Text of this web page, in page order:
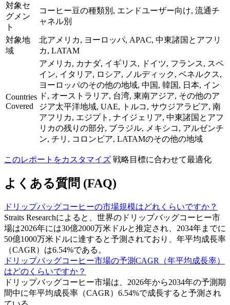
対象セ
グメン
ト
コーヒー豆の種類別, エンドユーザー向け, 流通チ
ャネル別
対象地
域
北アメリカ, ヨーロッパ, APAC, 中東諸国とアフリ
カ, LATAM
Countries
Covered
アメリカ, カナダ, イギリス, ドイツ, フランス, スペ
イン, イタリア, ロシア, ノルディック, ベネルクス,
ヨーロッパのその他の地域, 中国, 韓国, 日本, イン
ド, オーストラリア, 台湾, 東南アジア, その他のア
ジア太平洋地域, UAE, トルコ, サウジアラビア, 南
アフリカ, エジプト, ナイジェリア, 中東諸国とアフ
リカの残りの部分, ブラジル, メキシコ, アルゼンチ
ン, チリ, コロンビア, LATAMのその他の地域
このレポートをカスタマイズ 戦略目標に合わせて最適化
よくある質問 (FAQ)
ドリップバッグコーヒーの市場規模はどれくらいですか？
Straits Researchによると、世界のドリップバッグコーヒー市
場は2026年には30億2000万米ドルと推定され、2034年までに
50億1000万米ドルに達すると予測されており、年平均成長率
（CAGR）は6.54%である。
ドリップバッグコーヒー市場の予測CAGR（年平均成長率）
はどのくらいですか？
ドリップバッグコーヒー市場は、2026年から2034年の予測期
間中に年平均成長率（CAGR）6.54%で成長すると予測され